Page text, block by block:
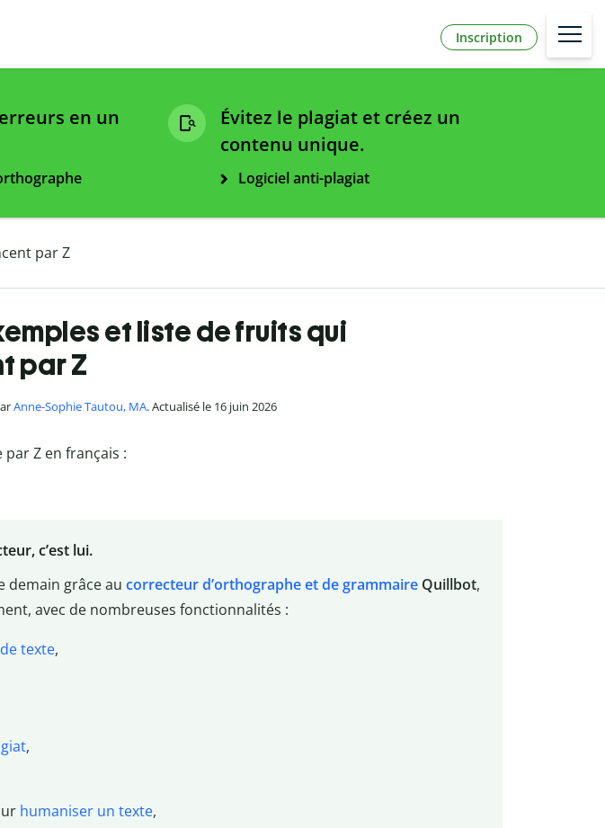
Inscription
en un
Évitez le plagiat et créez un
contenu unique.
Logiciel anti-plagiat
par Z
et liste de fruits qui
par Z
Anne-Sophie Tautou, MA. Actualisé le 16 juin 2026
Z en français :
c’est lui.
demain grâce au correcteur d’orthographe et de grammaire Quillbot,
avec de nombreuses fonctionnalités :
texte,
,
humaniser un texte,